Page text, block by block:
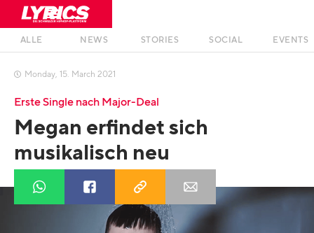
ALLE NEWS STORIES SOCIAL EVENTS
 Monday, 15. March 2021
Erste Single nach Major-Deal
Megan erfindet sich
musikalisch neu